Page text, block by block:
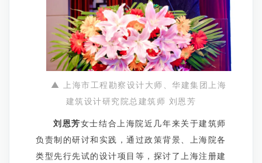
▲ 上海市工程勘察设计大师、华建集团上海
建筑设计研究院总建筑师 刘恩芳
刘恩芳女士结合上海院近几年来关于建筑师
负责制的研讨和实践，通过政策背景、上海院各
类型先行先试的设计项目等，探讨了上海注册建